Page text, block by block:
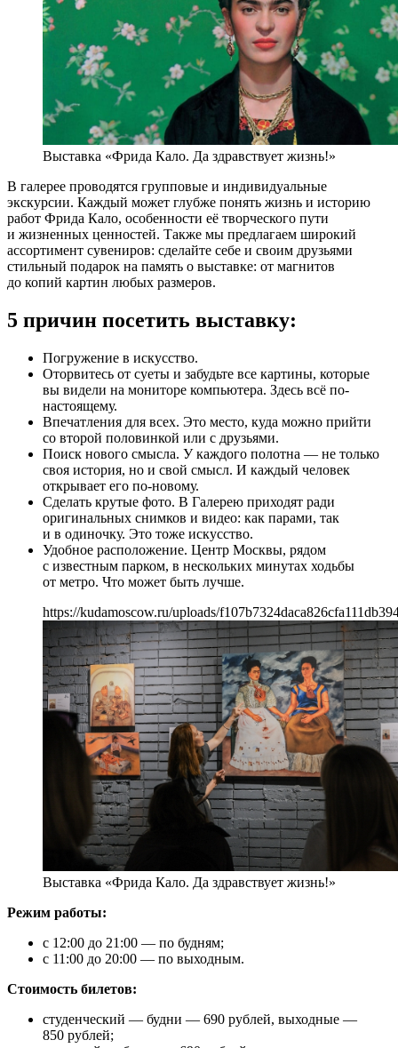
Выставка «Фрида Кало. Да здравствует жизнь!»
В галерее проводятся групповые и индивидуальные
экскурсии. Каждый может глубже понять жизнь и историю
работ Фрида Кало, особенности её творческого пути
и жизненных ценностей. Также мы предлагаем широкий
ассортимент сувениров: сделайте себе и своим друзьями
стильный подарок на память о выставке: от магнитов
до копий картин любых размеров.
5 причин посетить выставку:
Погружение в искусство.
Оторвитесь от суеты и забудьте все картины, которые
вы видели на мониторе компьютера. Здесь всё по-
настоящему.
Впечатления для всех. Это место, куда можно прийти
со второй половинкой или с друзьями.
Поиск нового смысла. У каждого полотна — не только
своя история, но и свой смысл. И каждый человек
открывает его по-новому.
Сделать крутые фото. В Галерею приходят ради
оригинальных снимков и видео: как парами, так
и в одиночку. Это тоже искусство.
Удобное расположение. Центр Москвы, рядом
с известным парком, в нескольких минутах ходьбы
от метро. Что может быть лучше.
https://kudamoscow.ru/uploads/
Выставка «Фрида Кало. Да здравствует жизнь!»
Режим работы:
с 12:00 до 21:00 — по будням;
с 11:00 до 20:00 — по выходным.
Стоимость билетов:
студенческий — будни — 690 рублей, выходные —
850 рублей;